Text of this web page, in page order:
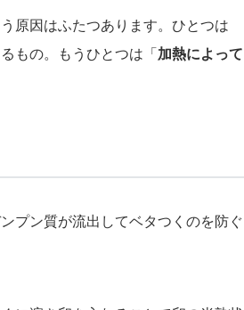
原因はふたつあります。ひとつは
るもの。もうひとつは「加熱によって
プン質が流出してベタつくのを防ぐ